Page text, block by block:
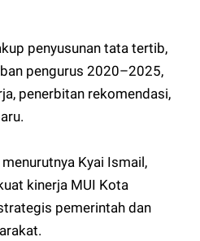
penyusunan tata tertib,
pengurus 2020–2025,
penerbitan rekomendasi,
Kyai Ismail,
kinerja MUI Kota
pemerintah dan